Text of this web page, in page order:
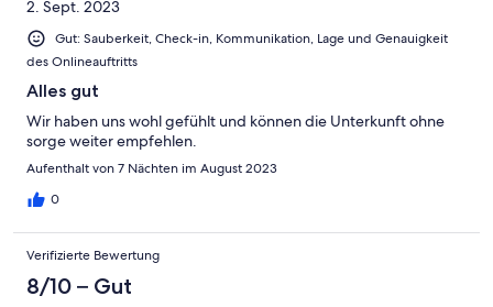
2. Sept. 2023
Gut: Sauberkeit, Check-in, Kommunikation, Lage und Genauigkeit
des Onlineauftritts
Alles gut
Wir haben uns wohl gefühlt und können die Unterkunft ohne
sorge weiter empfehlen.
Aufenthalt von 7 Nächten im August 2023
0
Verifizierte Bewertung
8/10 – Gut